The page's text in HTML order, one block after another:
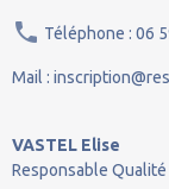
Téléphone : 06
Mail :
VASTEL Elise
Responsable Qualité